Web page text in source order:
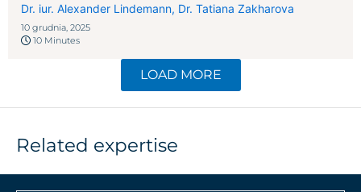
Dr. iur. Alexander Lindemann, Dr. Tatiana Zakharova
10 grudnia, 2025
10 Minutes
LOAD MORE
Related expertise